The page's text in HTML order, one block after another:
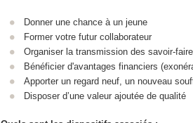
Donner une chance à un jeune
Former votre futur collaborateur
Organiser la transmission des savoir-faire
Bénéficier d'avantages financiers
Apporter un regard neuf, un nouveau
Disposer d’une valeur ajoutée de qualité